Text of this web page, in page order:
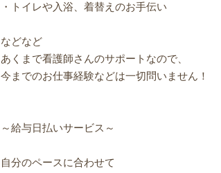
・トイレや入浴、着替えのお手伝い
などなど
あくまで看護師さんのサポートなので、
今までのお仕事経験などは一切問いません！
～給与日払いサービス～
自分のペースに合わせて